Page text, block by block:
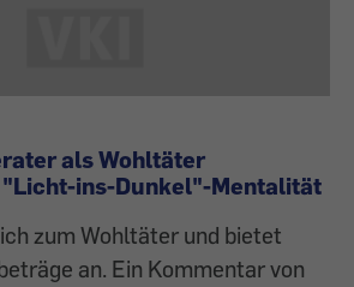
als Wohltäter
"Licht-ins-Dunkel"-Mentalität
zum Wohltäter und bietet
an. Ein Kommentar von